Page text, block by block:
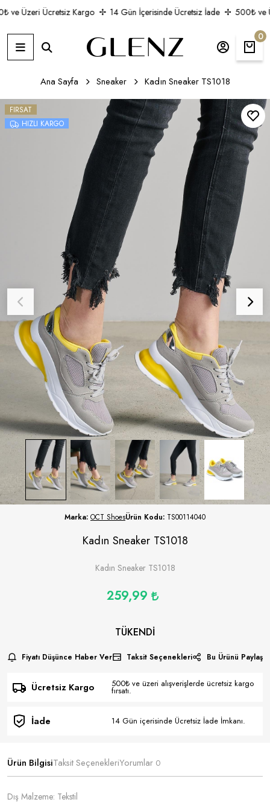
ve Üzeri Ücretsiz Kargo 14 Gün İçerisinde Ücretsiz İade
500₺ ve
0
Ana Sayfa Sneaker Kadın Sneaker TS1018
FIRSAT
HIZLI KARGO
Marka: OCT ShoesÜrün Kodu: TS00114040
Kadın Sneaker TS1018
Kadın Sneaker TS1018
259,99
TÜKENDI
Fiyatı Düşünce Haber Ver Taksit Seçenekleri Bu Ürünü Paylaş
Ücretsiz Kargo 500₺ ve üzeri alışverişlerde ücretsiz kargo
fırsatı.
İade 14 Gün içerisinde Ücretsiz İade İmkanı.
Ürün BilgisiTaksit SeçenekleriYorumlar 0
Dış Malzeme: Tekstil